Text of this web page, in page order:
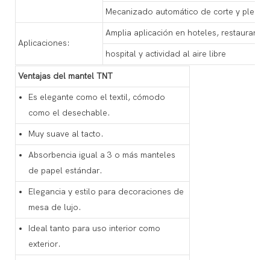
Mecanizado automático de corte y
Aplicaciones:
Amplia aplicación en hoteles,
hospital y actividad al aire libre
Ventajas del mantel TNT
Es elegante como el textil, cómodo
como el desechable.
Muy suave al tacto.
Absorbencia igual a 3 o más manteles
de papel estándar.
Elegancia y estilo para decoraciones de
mesa de lujo.
Ideal tanto para uso interior como
exterior.